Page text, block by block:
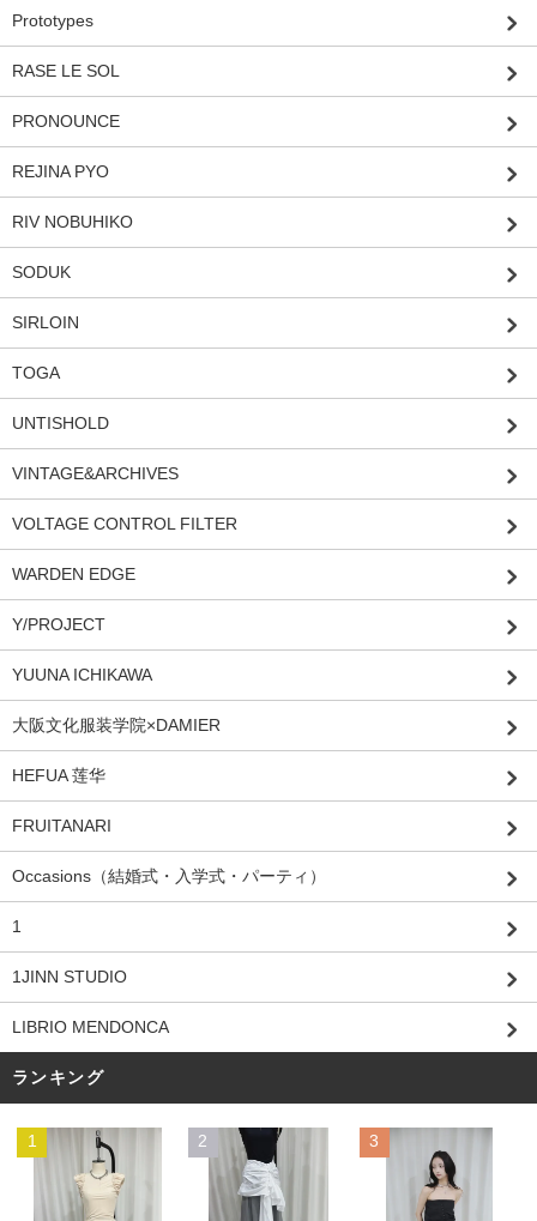
Prototypes
RASE LE SOL
PRONOUNCE
REJINA PYO
RIV NOBUHIKO
SODUK
SIRLOIN
TOGA
UNTISHOLD
VINTAGE&ARCHIVES
VOLTAGE CONTROL FILTER
WARDEN EDGE
Y/PROJECT
YUUNA ICHIKAWA
大阪文化服装学院×DAMIER
HEFUA 莲华
FRUITANARI
Occasions（結婚式・入学式・パーティ）
1
1JINN STUDIO
LIBRIO MENDONCA
ランキング
1 2 3